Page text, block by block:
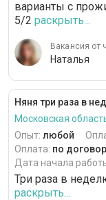
варианты с
5/2 раскрыть...
Вакансия от
Наталья
Няня три раза в
Московская
Опыт: любой
Оплата: по
Дата начала
Три раза в
раскрыть...